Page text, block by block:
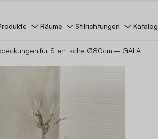
Räume Stilrichtungen Katalog
für Stehtische Ø80cm – GALA